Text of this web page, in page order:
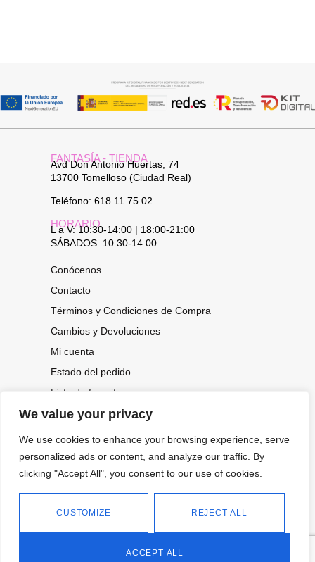
We value your privacy
We use cookies to enhance your browsing experience, serve
personalized ads or content, and analyze our traffic. By
clicking "Accept All", you consent to our use of cookies.
CUSTOMIZE REJECT ALL
ACCEPT ALL
FANTASÍA - TIENDA
Avd Don Antonio Huertas, 74
13700 Tomelloso (Ciudad Real)
Teléfono: 618 11 75 02
HORARIO
L a V: 10:30-14:00 | 18:00-21:00
SÁBADOS: 10.30-14:00
Conócenos
Contacto
Términos y Condiciones de Compra
Cambios y Devoluciones
Mi cuenta
Estado del pedido
Lista de favoritos
CONOCE NUESTRAS NOVEDADES,
OFERTAS...
2026.